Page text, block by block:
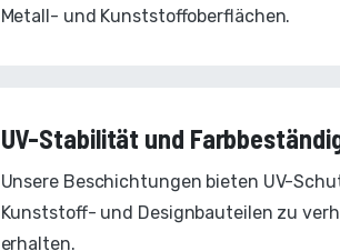
Metall- und Kunststoffoberflächen.
UV-Stabilität und
Unsere Beschichtungen bieten UV-
Kunststoff- und Designbauteilen zu
erhalten.